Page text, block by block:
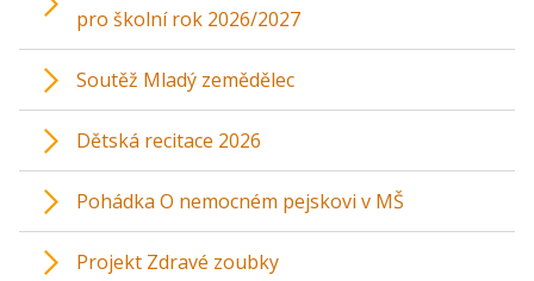
pro školní rok 2026/2027
Soutěž Mladý zemědělec
Dětská recitace 2026
Pohádka O nemocném pejskovi v MŠ
Projekt Zdravé zoubky